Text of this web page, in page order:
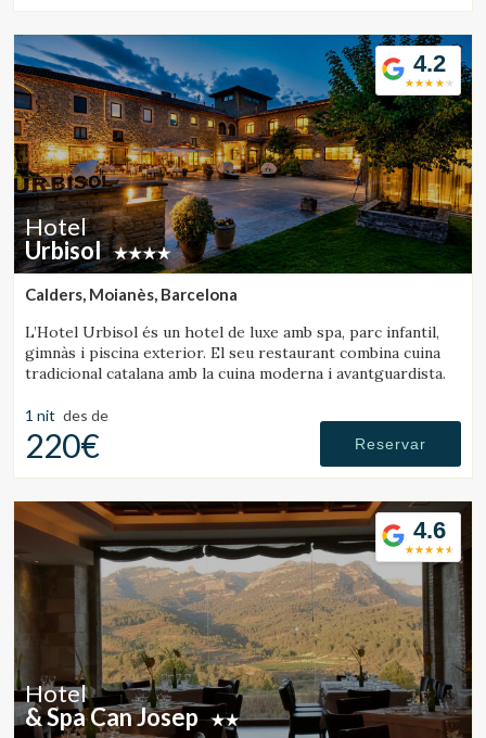
4.2
Hotel
Urbisol
Calders, Moianès, Barcelona
L’Hotel Urbisol és un hotel de luxe amb spa, parc infantil,
gimnàs i piscina exterior. El seu restaurant combina cuina
tradicional catalana amb la cuina moderna i avantguardista.
1 nit des de
220€ Reservar
4.6
Hotel
& Spa Can Josep